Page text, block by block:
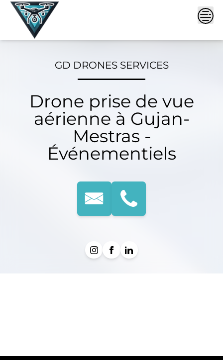
Skip
GD DRONES SERVICES
Drone prise de vue
aérienne à Gujan-
Mestras -
Événementiels